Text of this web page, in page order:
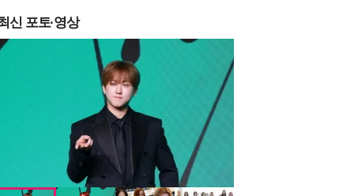
신 포토·영상